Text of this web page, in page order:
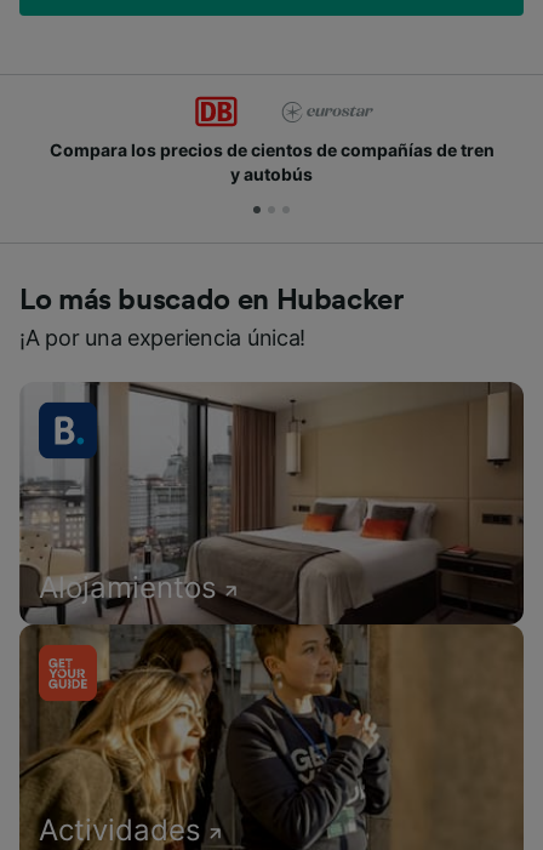
Compara los precios de cientos de compañías de tren
y autobús
Lo más buscado en Hubacker
¡A por una experiencia única!
Alojamientos
Actividades